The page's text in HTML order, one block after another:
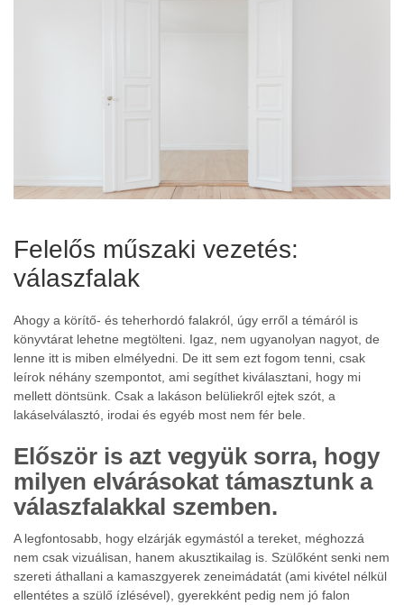
Felelős műszaki vezetés:
válaszfalak
Ahogy a körítő- és teherhordó falakról, úgy erről a témáról is
könyvtárat lehetne megtölteni. Igaz, nem ugyanolyan nagyot, de
lenne itt is miben elmélyedni. De itt sem ezt fogom tenni, csak
leírok néhány szempontot, ami segíthet kiválasztani, hogy mi
mellett döntsünk. Csak a lakáson belüliekről ejtek szót, a
lakáselválasztó, irodai és egyéb most nem fér bele.
Először is azt vegyük sorra, hogy
milyen elvárásokat támasztunk a
válaszfalakkal szemben.
A legfontosabb, hogy elzárják egymástól a tereket, méghozzá
nem csak vizuálisan, hanem akusztikailag is. Szülőként senki nem
szereti áthallani a kamaszgyerek zeneimádatát (ami kivétel nélkül
ellentétes a szülő ízlésével), gyerekként pedig nem jó falon